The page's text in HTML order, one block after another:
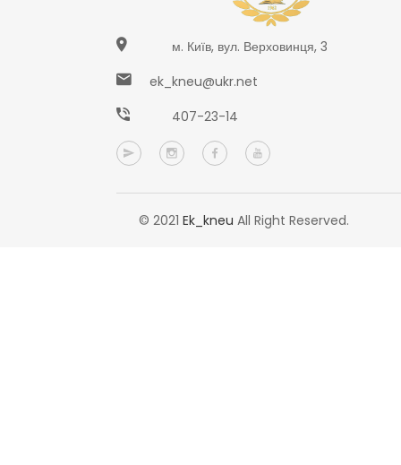
м. Київ, вул. Верховинця, 3
ek_kneu@ukr.net
407-23-14
© 2021 Ek_kneu All Right Reserved.